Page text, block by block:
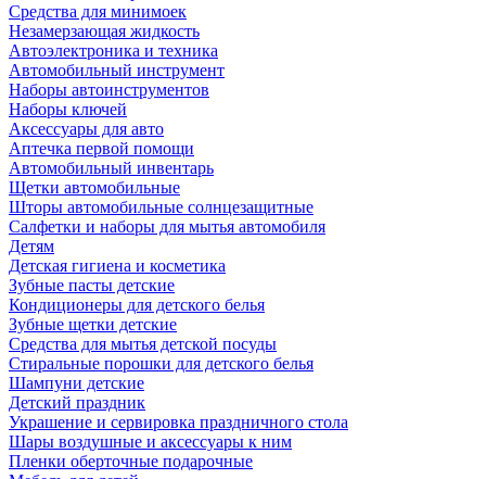
Средства для минимоек
Незамерзающая жидкость
Автоэлектроника и техника
Автомобильный инструмент
Наборы автоинструментов
Наборы ключей
Аксессуары для авто
Аптечка первой помощи
Автомобильный инвентарь
Щетки автомобильные
Шторы автомобильные солнцезащитные
Салфетки и наборы для мытья автомобиля
Детям
Детская гигиена и косметика
Зубные пасты детские
Кондиционеры для детского белья
Зубные щетки детские
Средства для мытья детской посуды
Стиральные порошки для детского белья
Шампуни детские
Детский праздник
Украшение и сервировка праздничного стола
Шары воздушные и аксессуары к ним
Пленки оберточные подарочные